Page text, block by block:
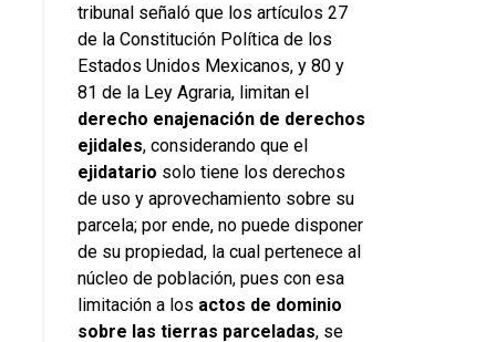
tribunal señaló que los artículos 27
de la Constitución Política de los
Estados Unidos Mexicanos, y 80 y
81 de la Ley Agraria, limitan el
derecho enajenación de derechos
ejidales, considerando que el
ejidatario solo tiene los derechos
de uso y aprovechamiento sobre su
parcela; por ende, no puede disponer
de su propiedad, la cual pertenece al
núcleo de población, pues con esa
limitación a los actos de dominio
sobre las tierras parceladas, se